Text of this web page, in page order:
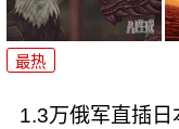
最热
1.3万俄军直插